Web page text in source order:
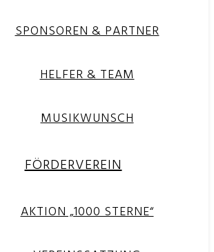
SPONSOREN & PARTNER
HELFER & TEAM
MUSIKWUNSCH
FÖRDERVEREIN
AKTION „1000 STERNE“